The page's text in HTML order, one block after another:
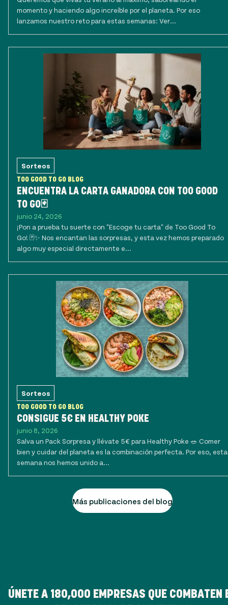
momento y haciendo algo increíble por el planeta. Por eso
lanzamos nuestro reto para estas semanas: Ver...
Sorteos
TOO GOOD TO GO BLOG
ENCUENTRA LA CARTA GANADORA CON TOO GOOD
TO GO🃏
junio 24, 2026
¡Pon a prueba tu suerte con "Escoge tu carta" de Too Good To
Go! 🃏✨ Nos encantan las sorpresas, y esta vez hemos preparado
algo muy especial directamente e...
Sorteos
TOO GOOD TO GO BLOG
CONSIGUE 5€ EN HEALTHY POKE
junio 8, 2026
Salva un Pack Sorpresa y llévate 5€ para Healthy Poke 🥗 Comer
bien y cuidar del planeta es la combinación perfecta. Por eso, esta
semana nos hemos unido a...
Más publicaciones del blog
ÚNETE A 180,000 EMPRESAS QUE COMBATEN